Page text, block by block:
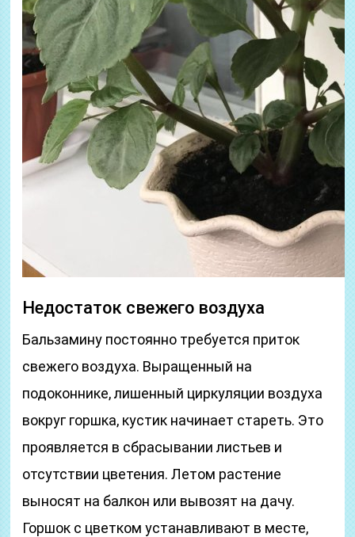
Недостаток свежего воздуха
Бальзамину постоянно требуется приток
свежего воздуха. Выращенный на
подоконнике, лишенный циркуляции воздуха
вокруг горшка, кустик начинает стареть. Это
проявляется в сбрасывании листьев и
отсутствии цветения. Летом растение
выносят на балкон или вывозят на дачу.
Горшок с цветком устанавливают в месте,